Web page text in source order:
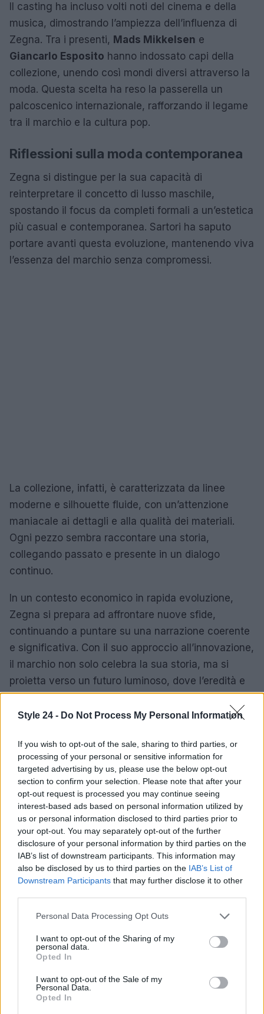
Style 24 - Do Not Process My Personal Information
If you wish to opt-out of the sale, sharing to third parties, or
processing of your personal or sensitive information for
targeted advertising by us, please use the below opt-out
section to confirm your selection. Please note that after your
opt-out request is processed you may continue seeing
interest-based ads based on personal information utilized by
us or personal information disclosed to third parties prior to
your opt-out. You may separately opt-out of the further
disclosure of your personal information by third parties on the
IAB’s list of downstream participants. This information may
also be disclosed by us to third parties on the IAB’s List of
Downstream Participants that may further disclose it to other
Please note that this website/app uses one or more Google
not limited to your visit or usage behaviour. You may click to
grant or deny consent to Google and its third-party tags to
use your data for below specified purposes in below Google
consent section.
Personal Data Processing Opt Outs
I want to opt-out of the Sharing of my
personal data.
Opted In
I want to opt-out of the Sale of my
Personal Data.
Opted In
Il casting ha incluso volti noti del cinema e della
musica, dimostrando l’ampiezza dell’influenza di
Zegna. Tra i presenti, Mads Mikkelsen e
Giancarlo Esposito hanno indossato capi della
collezione, unendo così mondi diversi attraverso la
moda. Questa scelta ha reso la passerella un
palcoscenico internazionale, rafforzando il legame
tra il marchio e la cultura pop.
Riflessioni sulla moda contemporanea
Zegna si distingue per la sua capacità di
reinterpretare il concetto di lusso maschile,
spostando il focus da completi formali a un’estetica
più casual e contemporanea. Sartori ha saputo
portare avanti questa evoluzione, mantenendo viva
l’essenza del marchio senza compromessi.
La collezione, infatti, è caratterizzata da linee
moderne e silhouette fluide, con un’attenzione
maniacale ai dettagli e alla qualità dei materiali.
Ogni pezzo sembra raccontare una storia,
collegando passato e presente in un dialogo
continuo.
In un contesto economico in rapida evoluzione,
Zegna si prepara ad affrontare nuove sfide,
continuando a puntare su una narrazione coerente
e significativa. Con il suo approccio all’innovazione,
il marchio non solo celebra la sua storia, ma si
proietta verso un futuro luminoso, dove l’eredità e
la creatività si intrecciano.
AUTORE
Staff